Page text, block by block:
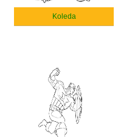
Koleda